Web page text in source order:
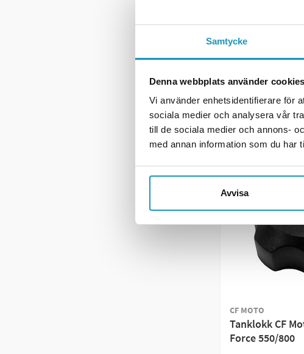
Samtycke
Denna webbplats använder cookies
Vi använder enhetsidentifierare för
sociala medier och analysera vår
till de sociala medier och annons-
med annan information som du har
Avvisa
395 kr
+ LEGG TIL I
MER
CF MOTO
Tanklokk CF
Force 550/800